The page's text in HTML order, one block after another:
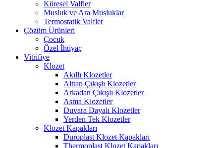
Küresel Valfler
Musluk ve Ara Musluklar
Termostatik Valfler
Çözüm Ürünleri
Çocuk
Özel İhtiyaç
Vitrifiye
Klozet
Akıllı Klozetler
Alttan Çıkışlı Klozetler
Arkadan Çıkışlı Klozetler
Asma Klozetler
Duvara Dayalı Klozetler
Yerden Tek Klozetler
Klozet Kapakları
Duroplast Klozet Kapakları
Thermoplast Klozet Kapakları